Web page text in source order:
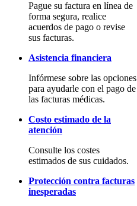
Pague su factura en línea de
forma segura, realice
acuerdos de pago o revise
sus facturas.
Asistencia financiera
Infórmese sobre las opciones
para ayudarle con el pago de
las facturas médicas.
Costo estimado de la
atención
Consulte los costes
estimados de sus cuidados.
Protección contra facturas
inesperadas